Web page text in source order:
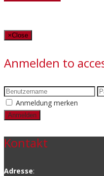
×Close
Anmelden to
Anmeldung merken
Kontakt
Adresse: